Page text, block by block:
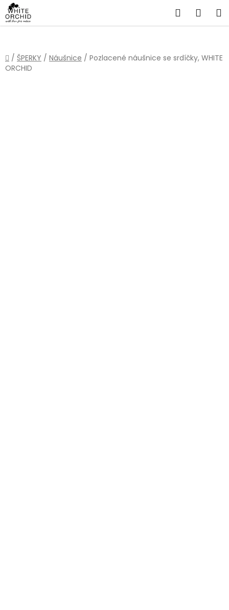
Přejít
na
obsah
Hledat
Domů
/ ŠPERKY / Náušnice / Pozlacené náušnice se srdíčky, WHITE
ORCHID